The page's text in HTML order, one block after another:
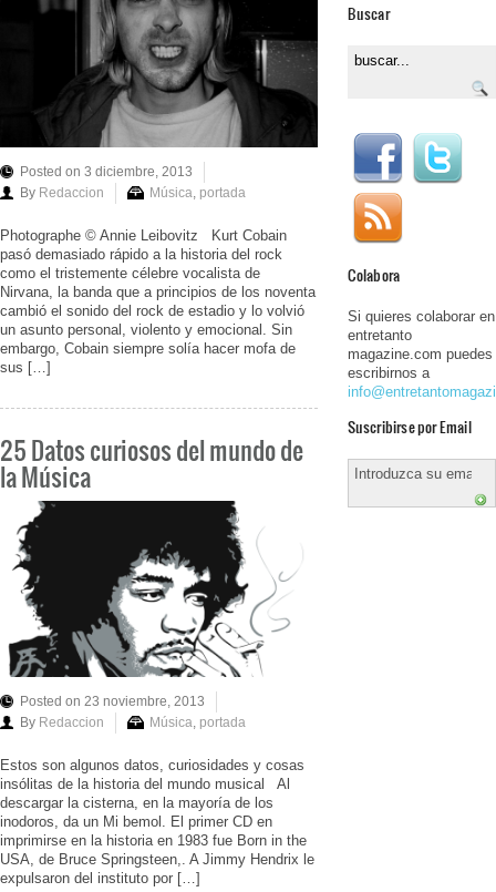
Posted on 3 diciembre, 2013
By Redaccion Música, portada
Photographe © Annie Leibovitz Kurt Cobain
pasó demasiado rápido a la historia del rock
como el tristemente célebre vocalista de
Nirvana, la banda que a principios de los noventa
cambió el sonido del rock de estadio y lo volvió
un asunto personal, violento y emocional. Sin
embargo, Cobain siempre solía hacer mofa de
sus […]
25 Datos curiosos del mundo de
la Música
Posted on 23 noviembre, 2013
By Redaccion Música, portada
Estos son algunos datos, curiosidades y cosas
insólitas de la historia del mundo musical Al
descargar la cisterna, en la mayoría de los
inodoros, da un Mi bemol. El primer CD en
imprimirse en la historia en 1983 fue Born in the
USA, de Bruce Springsteen,. A Jimmy Hendrix le
expulsaron del instituto por […]
Buscar
Colabora
Si quieres colaborar en
entretanto
magazine.com puedes
escribirnos a
Suscribirse por Email